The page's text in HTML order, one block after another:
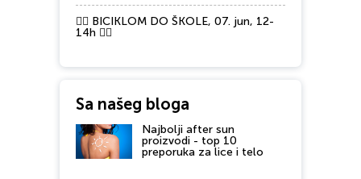
🚴‍♂️ BICIKLOM DO ŠKOLE, 07. jun, 12-
14h 🚴‍♀️
Sa našeg bloga
Najbolji after sun
proizvodi - top 10
preporuka za lice i telo